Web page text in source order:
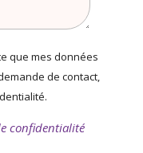
que mes données
de contact,
confidentialité